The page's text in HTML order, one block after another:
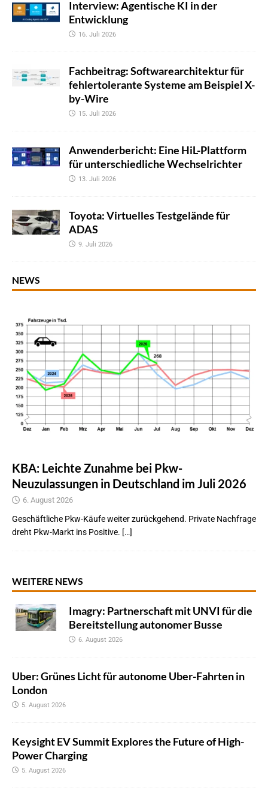
Interview: Agentische KI in der
Entwicklung
16. Juli 2026
Fachbeitrag: Softwarearchitektur für
fehlertolerante Systeme am Beispiel X-
by-Wire
15. Juli 2026
Anwenderbericht: Eine HiL-Plattform
für unterschiedliche Wechselrichter
13. Juli 2026
Toyota: Virtuelles Testgelände für
ADAS
9. Juli 2026
NEWS
KBA: Leichte Zunahme bei Pkw-
Neuzulassungen in Deutschland im Juli 2026
6. August 2026
Geschäftliche Pkw-Käufe weiter zurückgehend. Private Nachfrage
dreht Pkw-Markt ins Positive. […]
WEITERE NEWS
Imagry: Partnerschaft mit UNVI für die
Bereitstellung autonomer Busse
6. August 2026
Uber: Grünes Licht für autonome Uber-Fahrten in
London
5. August 2026
Keysight EV Summit Explores the Future of High-
Power Charging
5. August 2026